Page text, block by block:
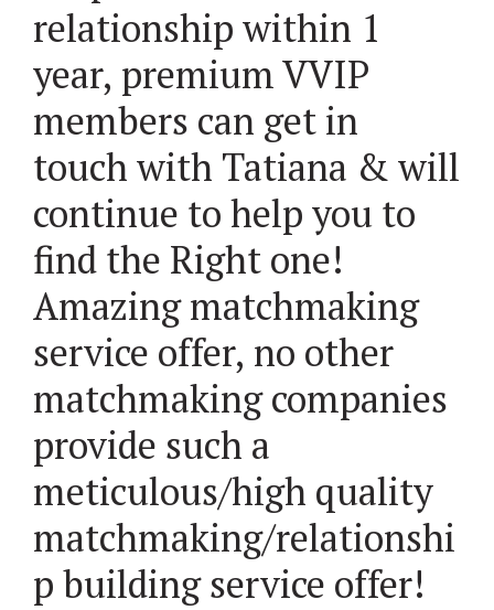
relationship within 1
year, premium VVIP
members can get in
touch with Tatiana & will
continue to help you to
find the Right one!
Amazing matchmaking
service offer, no other
matchmaking companies
provide such a
meticulous/high quality
matchmaking/relationshi
p building service offer!